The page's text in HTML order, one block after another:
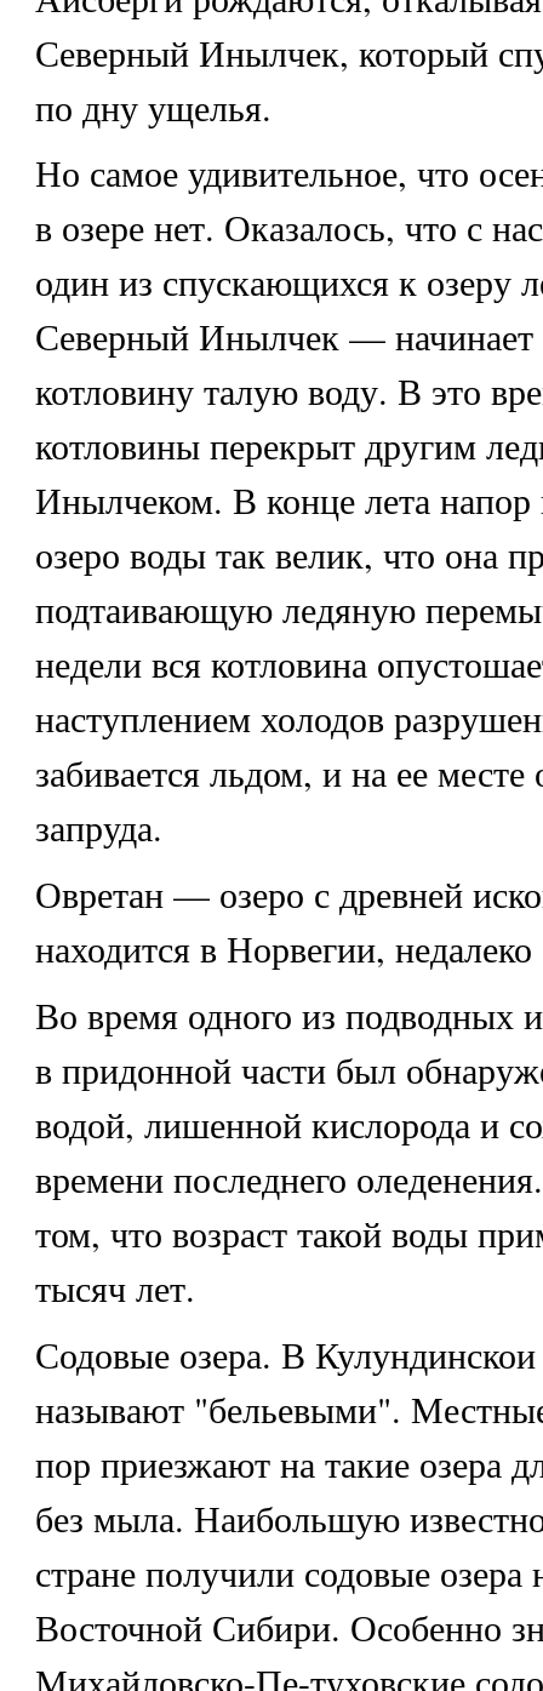
Северный Инылчек, который
по дну ущелья.
Но самое удивительное, что
в озере нет. Оказалось, что с
один из спускающихся к озеру
Северный Инылчек — начинает
котловину талую воду. В это
котловины перекрыт другим
Инылчеком. В конце лета
озеро воды так велик, что она
подтаивающую ледяную
недели вся котловина
наступлением холодов
забивается льдом, и на ее месте
запруда.
Овретан— озеро с древней
находится в Норвегии,
Во время одного из подводных
в придонной части был
водой, лишенной кислорода и
времени последнего
том, что возраст такой воды
тысяч лет.
Содовые озера. В Кулундинскои
называют "бельевыми".
пор приезжают на такие озера
без мыла. Наибольшую
стране получили содовые
Восточной Сибири. Особенно
Михайловско-Пе-туховские